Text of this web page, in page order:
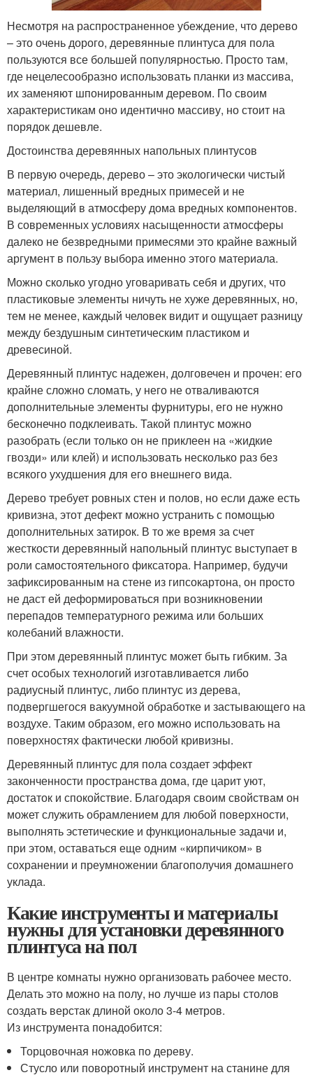
Несмотря на распространенное убеждение, что дерево
– это очень дорого, деревянные плинтуса для пола
пользуются все большей популярностью. Просто там,
где нецелесообразно использовать планки из массива,
их заменяют шпонированным деревом. По своим
характеристикам оно идентично массиву, но стоит на
порядок дешевле.
Достоинства деревянных напольных плинтусов
В первую очередь, дерево – это экологически чистый
материал, лишенный вредных примесей и не
выделяющий в атмосферу дома вредных компонентов.
В современных условиях насыщенности атмосферы
далеко не безвредными примесями это крайне важный
аргумент в пользу выбора именно этого материала.
Можно сколько угодно уговаривать себя и других, что
пластиковые элементы ничуть не хуже деревянных, но,
тем не менее, каждый человек видит и ощущает разницу
между бездушным синтетическим пластиком и
древесиной.
Деревянный плинтус надежен, долговечен и прочен: его
крайне сложно сломать, у него не отваливаются
дополнительные элементы фурнитуры, его не нужно
бесконечно подклеивать. Такой плинтус можно
разобрать (если только он не приклеен на «жидкие
гвозди» или клей) и использовать несколько раз без
всякого ухудшения для его внешнего вида.
Дерево требует ровных стен и полов, но если даже есть
кривизна, этот дефект можно устранить с помощью
дополнительных затирок. В то же время за счет
жесткости деревянный напольный плинтус выступает в
роли самостоятельного фиксатора. Например, будучи
зафиксированным на стене из гипсокартона, он просто
не даст ей деформироваться при возникновении
перепадов температурного режима или больших
колебаний влажности.
При этом деревянный плинтус может быть гибким. За
счет особых технологий изготавливается либо
радиусный плинтус, либо плинтус из дерева,
подвергшегося вакуумной обработке и застывающего на
воздухе. Таким образом, его можно использовать на
поверхностях фактически любой кривизны.
Деревянный плинтус для пола создает эффект
законченности пространства дома, где царит уют,
достаток и спокойствие. Благодаря своим свойствам он
может служить обрамлением для любой поверхности,
выполнять эстетические и функциональные задачи и,
при этом, оставаться еще одним «кирпичиком» в
сохранении и преумножении благополучия домашнего
уклада.
Какие инструменты и материалы
нужны для установки деревянного
плинтуса на пол
В центре комнаты нужно организовать рабочее место.
Делать это можно на полу, но лучше из пары столов
создать верстак длиной около 3-4 метров.
Из инструмента понадобится:
Торцовочная ножовка по дереву.
Стусло или поворотный инструмент на станине для